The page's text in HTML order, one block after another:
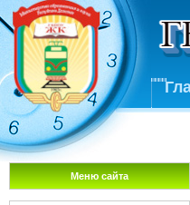
Меню сайта